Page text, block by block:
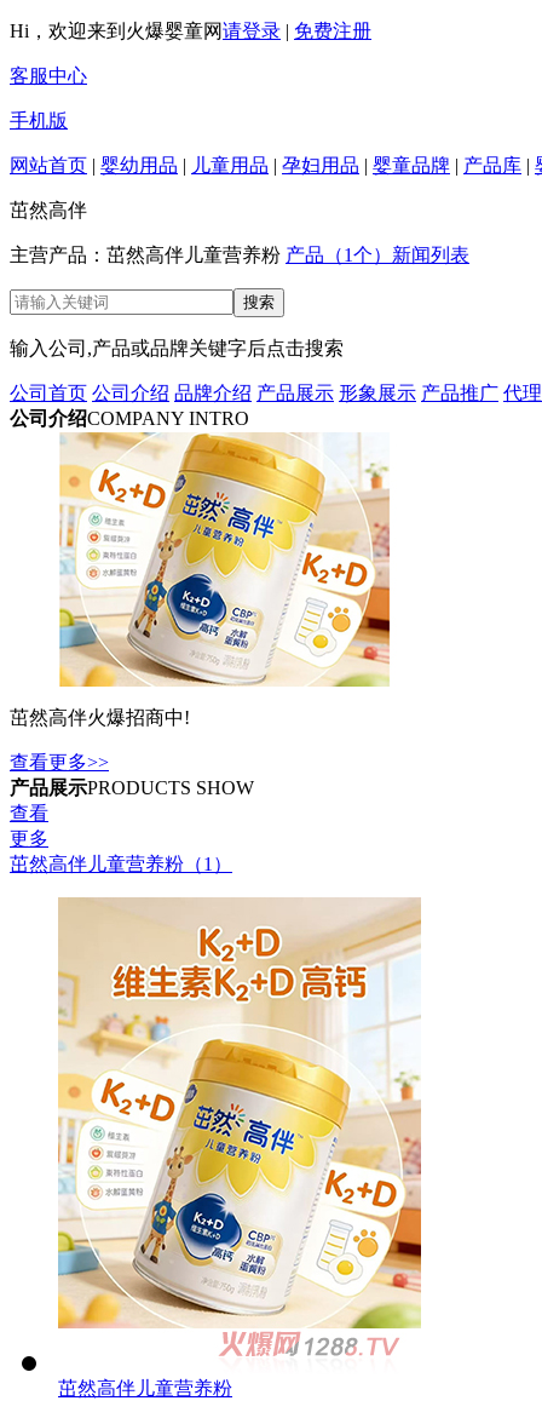
Hi，欢迎来到火爆婴童网请登录 | 免费注册
客服中心
手机版
网站首页 | 婴幼用品 | 儿童用品 | 孕妇用品 | 婴童品牌 | 产品库 |
茁然高伴
主营产品：茁然高伴儿童营养粉‌ 产品（1个） 新闻列表
输入公司,产品或品牌关键字后点击搜索
公司首页 公司介绍 品牌介绍 产品展示 形象展示 产品推广 代
公司介绍COMPANY INTRO
茁然高伴火爆招商中!
查看更多>>
产品展示PRODUCTS SHOW
查看
更多
茁然高伴儿童营养粉‌（1）
茁然高伴儿童营养粉‌